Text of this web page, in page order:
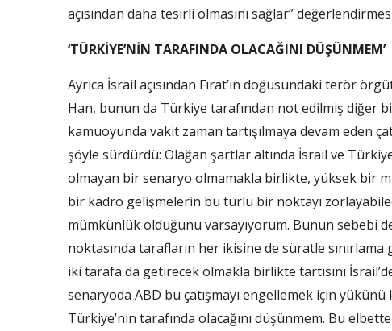
açısından daha tesirli olmasını sağlar”
‘TÜRKİYE’NİN TARAFINDA OLACAĞINI DÜŞÜNMEM’
Ayrıca İsrail açısından Fırat’ın doğusundaki terör
Han, bunun da Türkiye tarafından not edilmiş diğer
kamuoyunda vakit zaman tartışılmaya devam eden
şöyle sürdürdü: Olağan şartlar altında İsrail ve
olmayan bir senaryo olmamakla birlikte, yüksek bir
bir kadro gelişmelerin bu türlü bir noktayı
mümkünlük olduğunu varsayıyorum. Bunun sebebi
noktasında tarafların her ikisine de süratle
iki tarafa da getirecek olmakla birlikte tartısını
senaryoda ABD bu çatışmayı engellemek için
Türkiye’nin tarafında olacağını düşünmem. Bu